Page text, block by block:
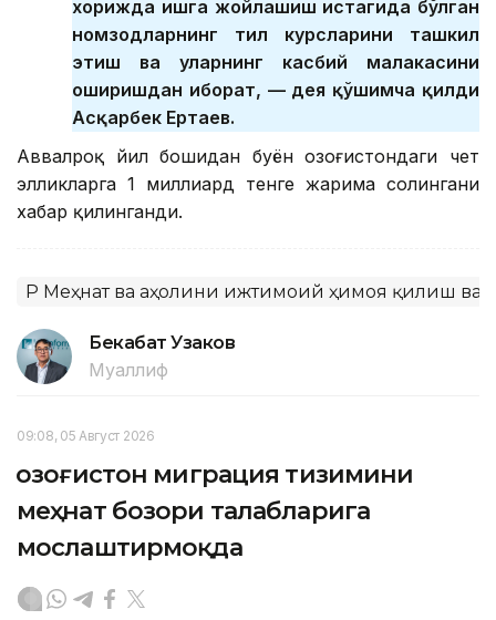
хорижда ишга жойлашиш истагида бўлган
номзодларнинг тил курсларини ташкил
этиш ва уларнинг касбий малакасини
оширишдан иборат, — дея қўшимча қилди
Асқарбек Ертаев.
Аввалроқ йил бошидан буён Қозоғистондаги чет
элликларга 1 миллиард тенге жарима солингани
хабар қилинганди.
ҚР Меҳнат ва аҳолини ижтимоий ҳимоя қилиш
Бекабат Узаков
Муаллиф
09:08, 05 Август 2026
Қозоғистон миграция тизимини
меҳнат бозори талабларига
мослаштирмоқда